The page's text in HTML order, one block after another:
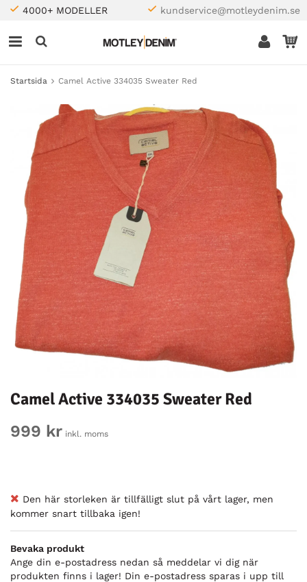
4000+ MODELLER kundservice@motleydenim.se
Startsida Camel Active 334035 Sweater Red
Camel Active 334035 Sweater Red
999 kr inkl. moms
Den här storleken är tillfälligt slut på vårt lager, men
kommer snart tillbaka igen!
Bevaka produkt
Ange din e-postadress nedan så meddelar vi dig när
produkten finns i lager! Din e-postadress sparas i upp till